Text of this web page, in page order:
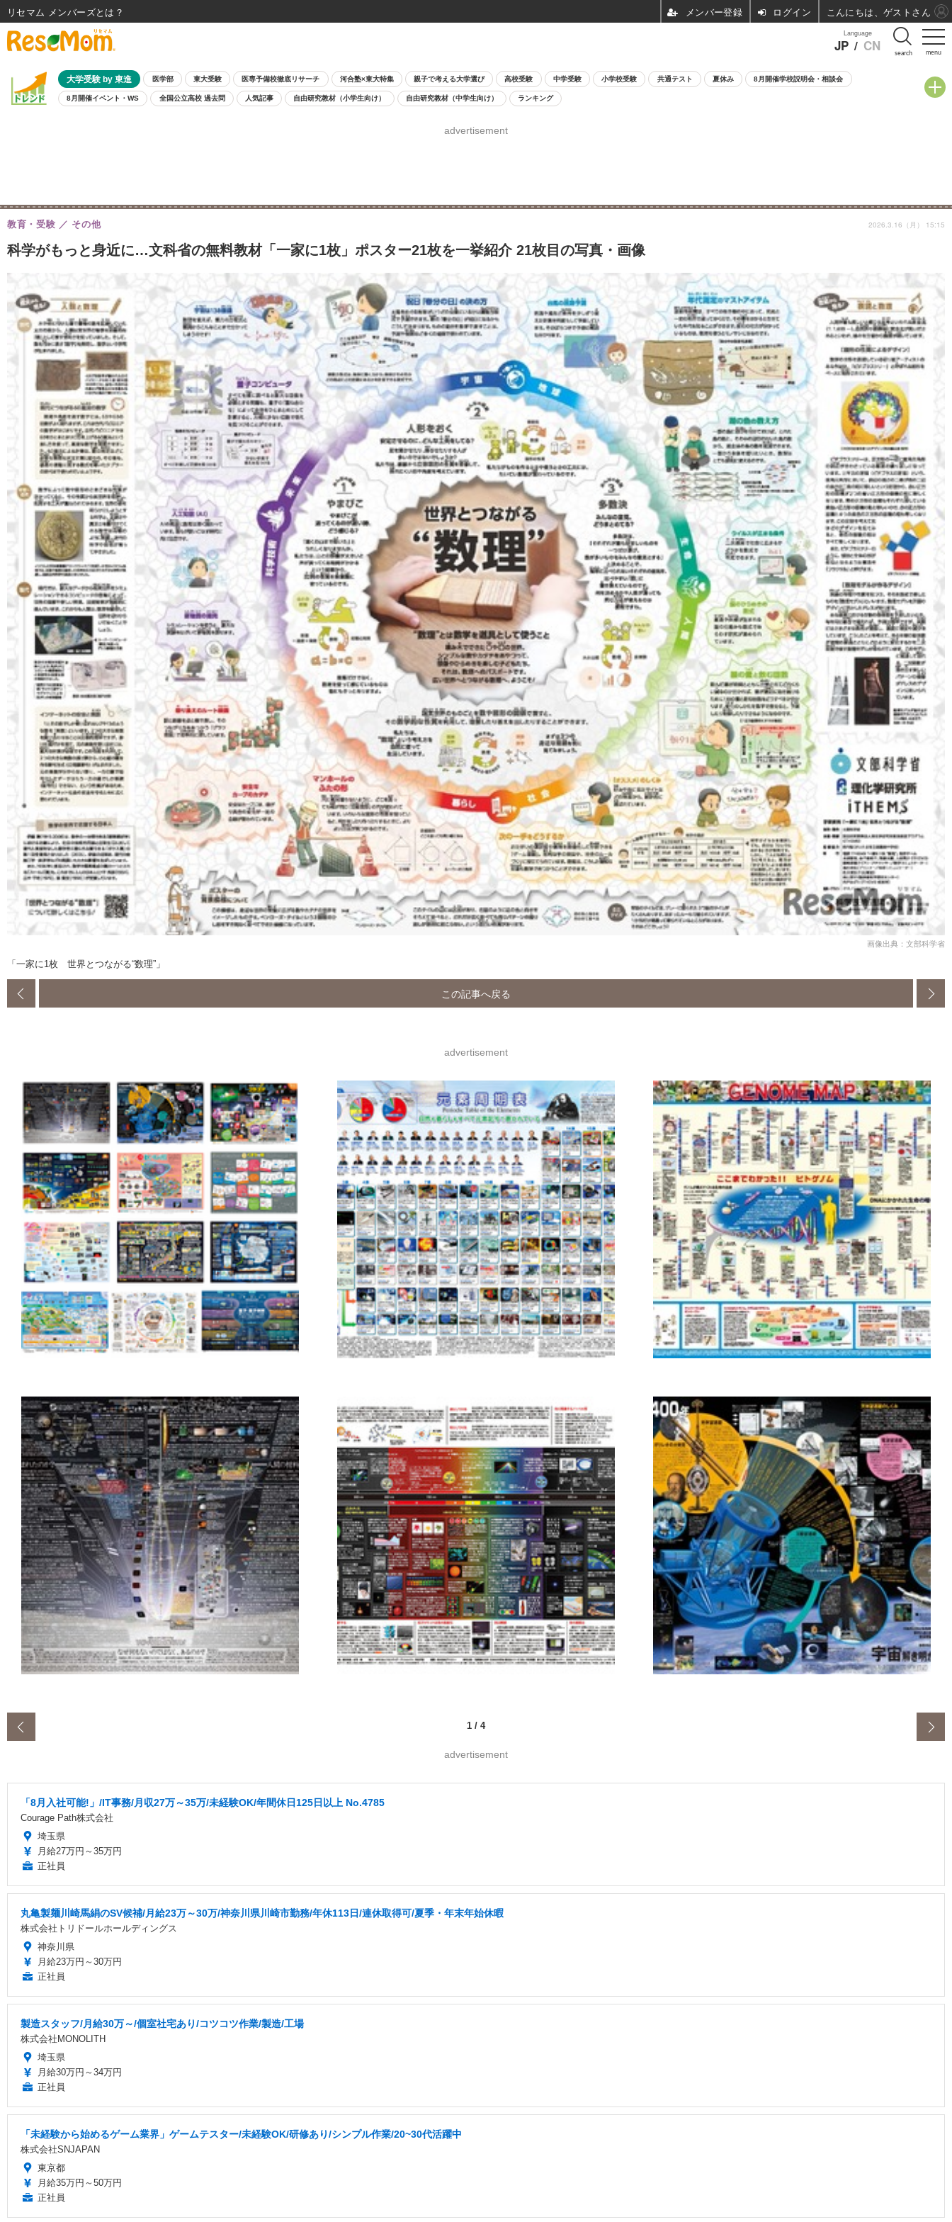
menu
Language
JP / CN search
大学受験 by 東進 医学部 東大受験 医専予備校徹底リサーチ 河合塾×東大特集 親子で考える大学選び 高校受験 中学受験 小学校受験 共通テスト 夏休み 8月開催学校説明会・相談会
8月開催イベント・WS 全国公立高校 過去問 人気記事 自由研究教材（小学生向け） 自由研究教材（中学生向け） ランキング
advertisement
科学がもっと身近に…文科省の無料教材「一家に1枚」ポスター21枚を一挙紹介 21枚目の写真・画像
教育・受験 その他 2026.3.16（月） 15:15
画像出典：文部科学省
「一家に1枚 世界とつながる“数理”」
この記事へ戻る
advertisement
1 / 4
advertisement
「8月入社可能!」/IT事務/月収27万～35万/未経験OK/年間休日125日以上 No.4785
Courage Path株式会社
埼玉県
月給27万円～35万円
正社員
丸亀製麺川崎馬絹のSV候補/月給23万～30万/神奈川県川崎市勤務/年休113日/連休取得可/夏季・年末年始休暇
株式会社トリドールホールディングス
神奈川県
月給23万円～30万円
正社員
製造スタッフ/月給30万～/個室社宅あり/コツコツ作業/製造/工場
株式会社MONOLITH
埼玉県
月給30万円～34万円
正社員
「未経験から始めるゲーム業界」ゲームテスター/未経験OK/研修あり/シンプル作業/20~30代活躍中
株式会社SNJAPAN
東京都
月給35万円～50万円
正社員
リセマム メンバーズ ログイン こんにちは、ゲストさん